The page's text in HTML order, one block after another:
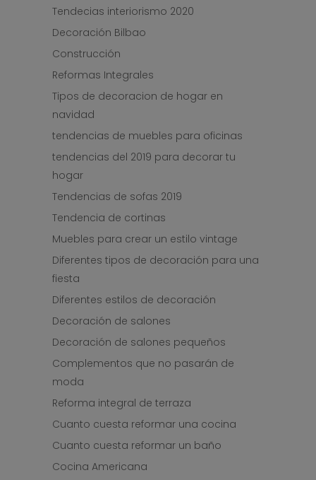
Tendecias interiorismo 2020
Decoración Bilbao
Construcción
Reformas Integrales
Tipos de decoracion de hogar en
navidad
tendencias de muebles para oficinas
tendencias del 2019 para decorar tu
hogar
Tendencias de sofas 2019
Tendencia de cortinas
Muebles para crear un estilo vintage
Diferentes tipos de decoración para una
fiesta
Diferentes estilos de decoración
Decoración de salones
Decoración de salones pequeños
Complementos que no pasarán de
moda
Reforma integral de terraza
Cuanto cuesta reformar una cocina
Cuanto cuesta reformar un baño
Cocina Americana